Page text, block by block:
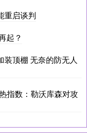
重启谈判
起？
装顶棚 无奈的防无人
指数：勒沃库森对攻